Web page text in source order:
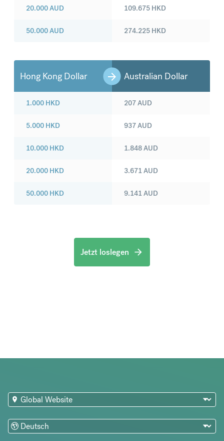
20.000AUD
50.000AUD
109.675 HKD
274.225 HKD
Hong Kong Dollar Australian Dollar
1.000 HKD
5.000 HKD
10.000 HKD
20.000 HKD
50.000 HKD
207AUD
937AUD
1.848AUD
3.671AUD
9.141AUD
Jetzt loslegen